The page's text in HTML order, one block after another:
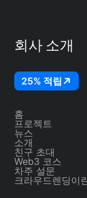
회사 소개
25% 적립
홈
프로젝트
뉴스
소개
친구 초대
Web3 코스
차주 설문
크라우드렌딩이